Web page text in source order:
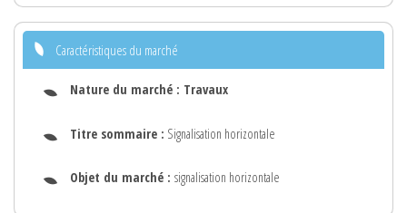
Caractéristiques du marché
Nature du marché : Travaux
Titre sommaire : Signalisation horizontale
Objet du marché : signalisation horizontale